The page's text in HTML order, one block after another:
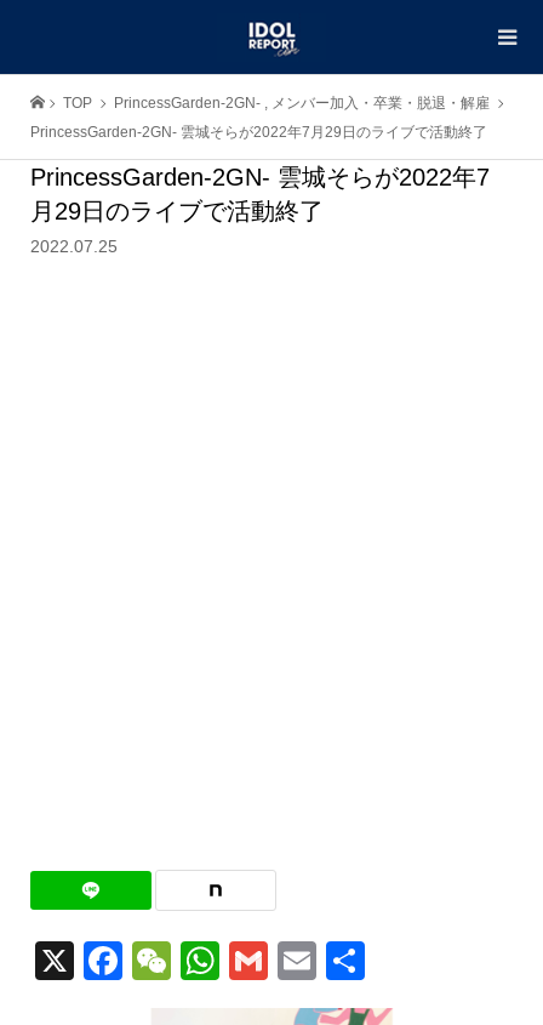
TOP PrincessGarden-2GN- , メンバー加入・卒業・脱退・解雇
PrincessGarden-2GN- 雲城そらが2022年7月29日のライブで活動終了
PrincessGarden-2GN- 雲城そらが2022年7
月29日のライブで活動終了
2022.07.25
X Facebook
WeChat
WhatsApp
GmailEmail
有